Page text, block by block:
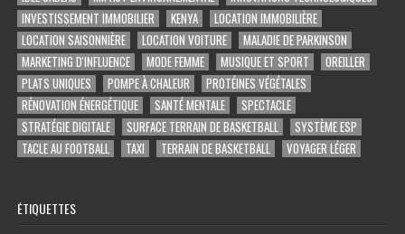
INVESTISSEMENT IMMOBILIER
KENYA
LOCATION IMMOBILIÈRE
LOCATION SAISONNIÈRE
LOCATION VOITURE
MALADIE DE PARKINSON
MARKETING D'INFLUENCE
MODE FEMME MUSIQUE ET SPORT
OREILLER
PLATS UNIQUES
POMPE À CHALEUR
PROTÉINES VÉGÉTALES
RÉNOVATION ÉNERGÉTIQUE
SANTÉ MENTALE
SPECTACLE
STRATÉGIE DIGITALE
SURFACE TERRAIN DE BASKETBALL
SYSTÈME ESP
TACLE AU FOOTBALL
TAXI TERRAIN DE BASKETBALL VOYAGER LÉGER
ÉTIQUETTES